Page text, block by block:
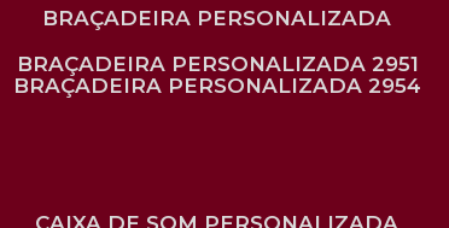
BRAÇADEIRA PERSONALIZADA
BRAÇADEIRA PERSONALIZADA 2951
BRAÇADEIRA PERSONALIZADA 2954
CAIXA DE SOM PERSONALIZADA